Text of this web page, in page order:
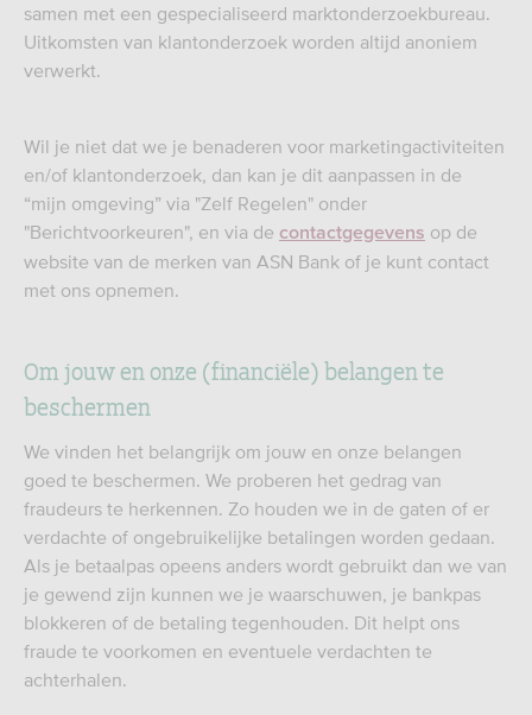
samen met een gespecialiseerd marktonderzoekbureau.
Uitkomsten van klantonderzoek worden altijd anoniem
verwerkt.
Wil je niet dat we je benaderen voor marketingactiviteiten
en/of klantonderzoek, dan kan je dit aanpassen in de
“mijn omgeving” via "Zelf Regelen" onder
"Berichtvoorkeuren", en via de contactgegevens op de
website van de merken van ASN Bank of je kunt contact
met ons opnemen.
Om jouw en onze (financiële) belangen te
beschermen
We vinden het belangrijk om jouw en onze belangen
goed te beschermen. We proberen het gedrag van
fraudeurs te herkennen. Zo houden we in de gaten of er
verdachte of ongebruikelijke betalingen worden gedaan.
Als je betaalpas opeens anders wordt gebruikt dan we van
je gewend zijn kunnen we je waarschuwen, je bankpas
blokkeren of de betaling tegenhouden. Dit helpt ons
fraude te voorkomen en eventuele verdachten te
achterhalen.